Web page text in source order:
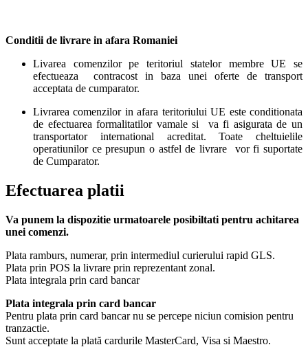
Conditii de livrare in afara Romaniei
Livarea comenzilor pe teritoriul statelor membre UE se
efectueaza contracost in baza unei oferte de transport
acceptata de cumparator.
Livrarea comenzilor in afara teritoriului UE este conditionata
de efectuarea formalitatilor vamale si va fi asigurata de un
transportator international acreditat. Toate cheltuielile
operatiunilor ce presupun o astfel de livrare vor fi suportate
de Cumparator.
Efectuarea platii
Va punem la dispozitie urmatoarele posibiltati pentru achitarea
unei comenzi.
Plata ramburs, numerar, prin intermediul curierului rapid GLS.
Plata prin POS la livrare prin reprezentant zonal.
Plata integrala prin card bancar
Plata integrala prin card bancar
Pentru plata prin card bancar nu se percepe niciun comision pentru
tranzactie.
Sunt acceptate la plată cardurile MasterCard, Visa si Maestro.